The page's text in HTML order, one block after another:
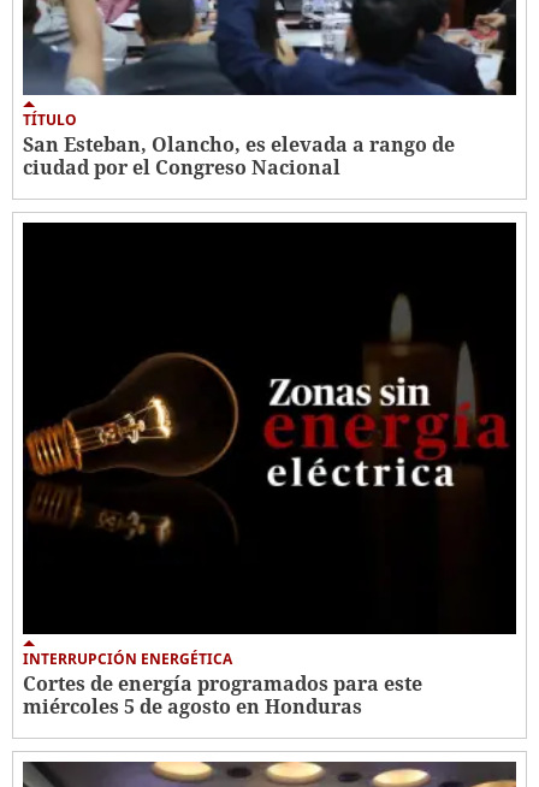
TÍTULO
San Esteban, Olancho, es elevada a rango de
ciudad por el Congreso Nacional
INTERRUPCIÓN ENERGÉTICA
Cortes de energía programados para este
miércoles 5 de agosto en Honduras